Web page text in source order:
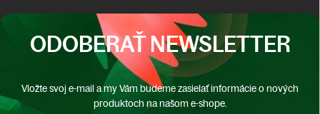
ODOBERAŤ NEWSLETTER
Vložte svoj e-mail a my Vám budeme zasielať informácie o nových
produktoch na našom e-shope.